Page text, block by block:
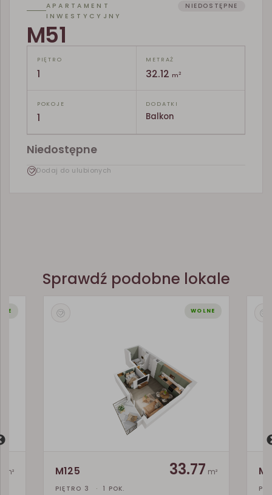
APARTAMENT
INWESTYCYJNY
M51
NIEDOSTĘPNE
PIĘTRO
1
METRAŻ
32.12 m2
POKOJE
1
DODATKI
Balkon
Niedostępne
Dodaj do ulubionych
Sprawdź podobne lokale
m²
WOLNE
M125 33.77 m²
PIĘTRO 3 ·
1 POK.